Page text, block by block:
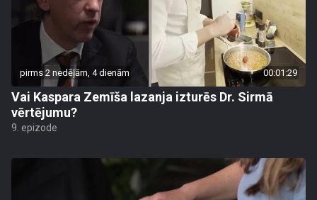
pirms 2 nedēļām, 4 dienām 00:01:29
Vai Kaspara Zemīša lazanja izturēs Dr. Sirmā
vērtējumu?
9. epizode